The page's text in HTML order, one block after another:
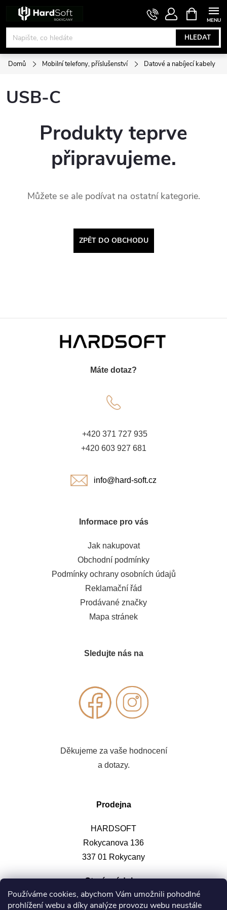
Používáme cookies, abychom Vám umožnili pohodlné
prohlížení webu a díky analýze provozu webu neustále
obsah
HLEDAT
NÁKUPNÍ
KOŠÍK
Domů Mobilní telefony, příslušenství Datové a nabíjecí kabely
USB-C
Produkty teprve
připravujeme.
Můžete se ale podívat na ostatní kategorie.
ZPĚT DO OBCHODU
Máte dotaz?
+420 371 727 935
+420 603 927 681
info@hard-soft.cz
Informace pro vás
Jak nakupovat
Obchodní podmínky
Podmínky ochrany osobních údajů
Reklamační řád
Prodávané značky
Mapa stránek
Sledujte nás na
Děkujeme za vaše hodnocení
a dotazy.
Prodejna
HARDSOFT
Rokycanova 136
337 01 Rokycany
Otevírací doba: